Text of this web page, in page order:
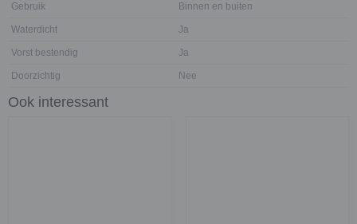
Gebruik Binnen en buiten
Waterdicht Ja
Vorst bestendig Ja
Doorzichtig Nee
Ook interessant